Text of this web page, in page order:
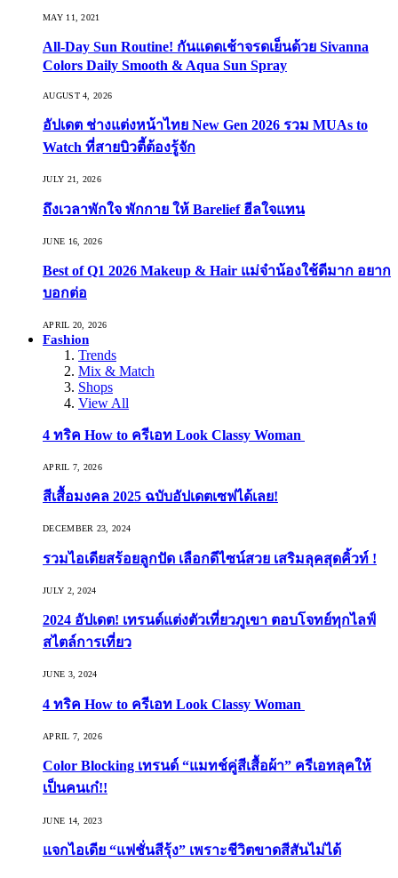
MAY 11, 2021
All-Day Sun Routine! กันแดดเช้าจรดเย็นด้วย Sivanna
Colors Daily Smooth & Aqua Sun Spray
AUGUST 4, 2026
อัปเดต ช่างแต่งหน้าไทย New Gen 2026 รวม MUAs to
Watch ที่สายบิวตี้ต้องรู้จัก
JULY 21, 2026
ถึงเวลาพักใจ พักกาย ให้ Barelief ฮีลใจแทน
JUNE 16, 2026
Best of Q1 2026 Makeup & Hair แม่จ๋าน้องใช้ดีมาก อยาก
บอกต่อ
APRIL 20, 2026
Fashion
Trends
Mix & Match
Shops
View All
4 ทริค How to ครีเอท Look Classy Woman
APRIL 7, 2026
สีเสื้อมงคล 2025 ฉบับอัปเดตเซฟได้เลย!
DECEMBER 23, 2024
รวมไอเดียสร้อยลูกปัด เลือกดีไซน์สวย เสริมลุคสุดคิ้วท์ !
JULY 2, 2024
2024 อัปเดต! เทรนด์แต่งตัวเที่ยวภูเขา ตอบโจทย์ทุกไลฟ์
สไตล์การเที่ยว
JUNE 3, 2024
4 ทริค How to ครีเอท Look Classy Woman
APRIL 7, 2026
Color Blocking เทรนด์ “แมทช์คู่สีเสื้อผ้า” ครีเอทลุคให้
เป็นคนเก๋!!
JUNE 14, 2023
แจกไอเดีย “แฟชั่นสีรุ้ง” เพราะชีวิตขาดสีสันไม่ได้